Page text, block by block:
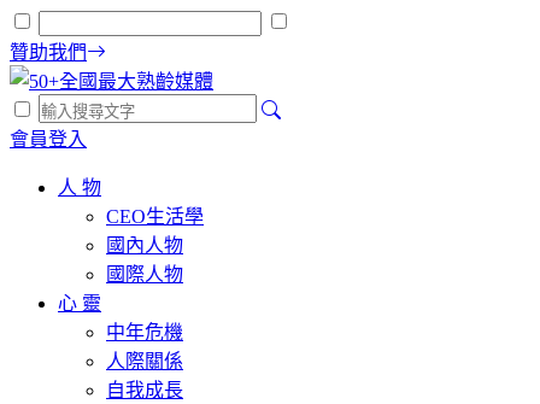
贊助我們
會員登入
人 物
CEO生活學
國內人物
國際人物
心 靈
中年危機
人際關係
自我成長